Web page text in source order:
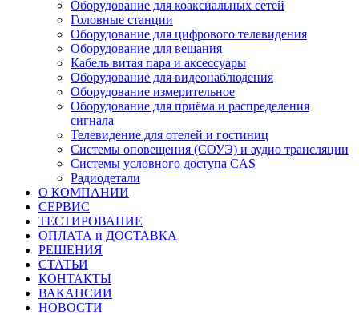
Оборудование для коаксиальных сетей
Головные станции
Оборудование для цифрового телевидения
Оборудование для вещания
Кабель витая пара и аксессуары
Оборудование для видеонаблюдения
Оборудование измерительное
Оборудование для приёма и распределения
сигнала
Телевидение для отелей и гостиниц
Системы оповещения (СОУЭ) и аудио трансляции
Системы условного доступа CAS
Радиодетали
О КОМПАНИИ
СЕРВИС
ТЕСТИРОВАНИЕ
ОПЛАТА и ДОСТАВКА
РЕШЕНИЯ
СТАТЬИ
КОНТАКТЫ
ВАКАНСИИ
НОВОСТИ